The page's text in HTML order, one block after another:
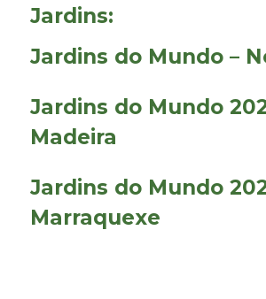
Jardins:
Jardins do Mundo –
Jardins do Mundo
Madeira
Jardins do Mundo
Marraquexe